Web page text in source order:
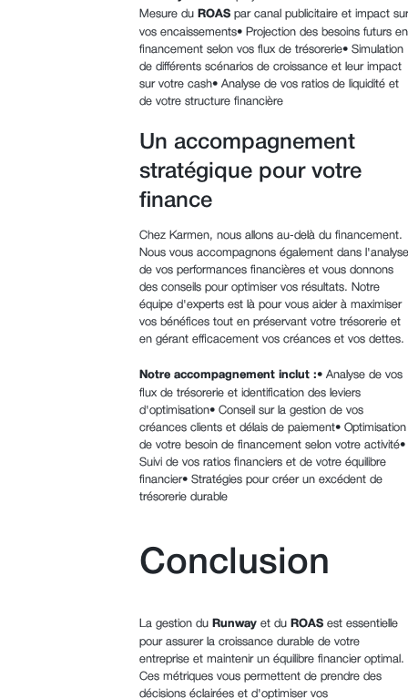
Mesure du
ROAS par canal publicitaire et impact sur
vos encaissements• Projection des besoins futurs en
financement selon vos flux de trésorerie• Simulation
de différents scénarios de croissance et leur impact
sur votre cash• Analyse de vos ratios de liquidité et
de votre structure financière
Un accompagnement
stratégique pour votre
finance
Chez Karmen, nous allons au-delà du financement.
Nous vous accompagnons également dans l'analyse
de vos performances financières et vous donnons
des conseils pour optimiser vos résultats. Notre
équipe d'experts est là pour vous aider à maximiser
vos bénéfices tout en préservant votre trésorerie et
en gérant efficacement vos créances et vos dettes.
Notre accompagnement inclut :• Analyse de vos
flux de trésorerie et identification des leviers
d'optimisation• Conseil sur la gestion de vos
créances clients et délais de paiement• Optimisation
de votre besoin de financement selon votre activité•
Suivi de vos ratios financiers et de votre équilibre
financier• Stratégies pour créer un excédent de
trésorerie durable
Conclusion
La gestion du Runway et du ROAS est essentielle
pour assurer la croissance durable de votre
entreprise et maintenir un équilibre financier optimal.
Ces métriques vous permettent de prendre des
décisions éclairées et d'optimiser vos